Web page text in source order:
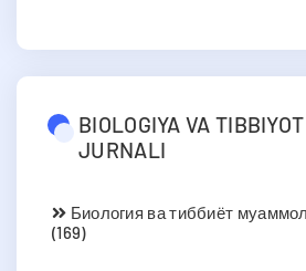
BIOLOGIYA VA
JURNALI
Биология ва тиббиёт
(169)